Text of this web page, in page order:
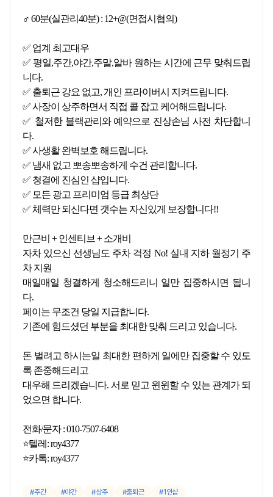
♂️ 60분(실관리40분) : 12+@(면접시협의)
✅ 업계 최고대우
✅ 평일,주간,야간,주말,알바 원하는 시간에 근무 맞춰드립
니다.
✅ 출퇴근 강요 없고, 개인 프라이버시 지켜드립니다.
✅ 사장이 상주하면서 직접 콜 잡고 케어해드립니다.
✅ 철저한 블랙관리와 예약으로 진상손님 사전 차단합니
다.
✅ 사생활 완벽보호 해드립니다.
✅ 냄새 없고 뽀송뽀송하게 수건 관리합니다.
✅ 청결에 진심인 샵입니다.
✅ 모든 광고 프리미엄 등급 최상단
✅ 체력만 되신다면 갯수는 자신있게 보장합니다!!
만근비 + 인센티브 + 소개비
자차 있으신 선생님도 주차 걱정 No! 실내 지하 월정기 주
차 지원
매일매일 청결하게 청소해드리니 일만 집중하시면 됩니
다.
페이는 무조건 당일 지급합니다.
기존에 힘드셨던 부분을 최대한 맞춰 드리고 있습니다.
돈 벌려고 하시는일 최대한 편하게 일에만 집중할 수 있도
록 존중해드리고
대우해 드리겠습니다. 서로 믿고 윈윈할 수 있는 관계가 되
었으면 합니다.
전화/문자 : 010-7507-6408
⭐텔레: roy4377
⭐카톡: roy4377
주간 야간 상주 출퇴근 1인샵